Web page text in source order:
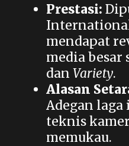
Prestasi:
mendapat
media besar
dan Variety.
Alasan
Adegan
teknis
memukau.